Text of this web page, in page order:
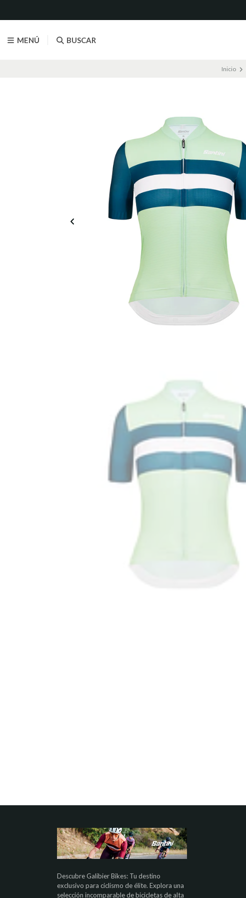
MENÚ BUSCAR
Inicio
Descubre Galibier Bikes: Tu destino
exclusivo para ciclismo de élite. Explora una
selección incomparable de bicicletas de alta